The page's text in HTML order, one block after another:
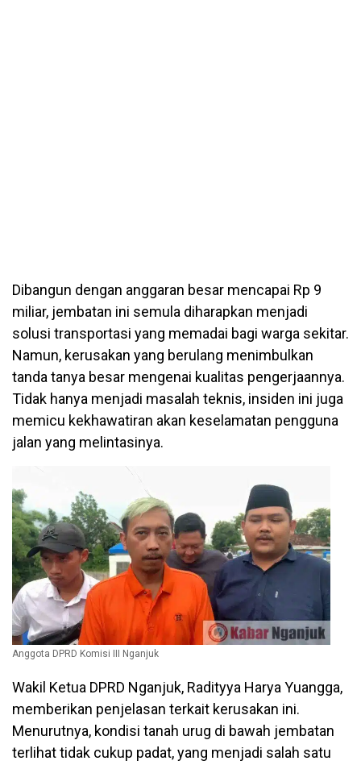
Dibangun dengan anggaran besar mencapai Rp 9
miliar, jembatan ini semula diharapkan menjadi
solusi transportasi yang memadai bagi warga sekitar.
Namun, kerusakan yang berulang menimbulkan
tanda tanya besar mengenai kualitas pengerjaannya.
Tidak hanya menjadi masalah teknis, insiden ini juga
memicu kekhawatiran akan keselamatan pengguna
jalan yang melintasinya.
Anggota DPRD Komisi III Nganjuk
Wakil Ketua DPRD Nganjuk, Radityya Harya Yuangga,
memberikan penjelasan terkait kerusakan ini.
Menurutnya, kondisi tanah urug di bawah jembatan
terlihat tidak cukup padat, yang menjadi salah satu